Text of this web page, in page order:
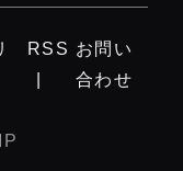
RSS お問い
合わせ